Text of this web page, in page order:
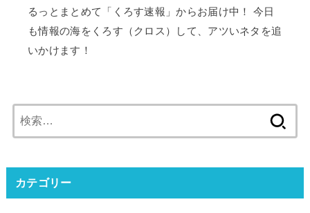
るっとまとめて「くろす速報」からお届け中！ 今日
も情報の海をくろす（クロス）して、アツいネタを追
いかけます！
索:
カテゴリー